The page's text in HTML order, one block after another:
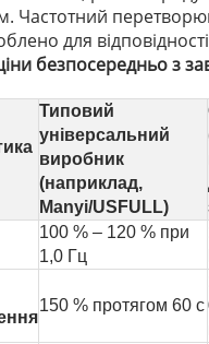
Частотний
для
безпосередньо з
Типовий
універсальний
виробник
(наприклад,
Manyi/USFULL)
100 % – 120 % при
1,0 Гц
150 % протягом 60 с